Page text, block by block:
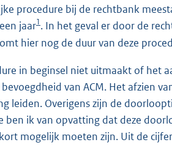
procedure bij de rechtbank
jaar1. In het geval er door de
hier nog de duur van deze
in beginsel niet uitmaakt of het
van ACM. Het afzien
leiden. Overigens zijn de
ben ik van opvatting dat deze
mogelijk moeten zijn. Uit de